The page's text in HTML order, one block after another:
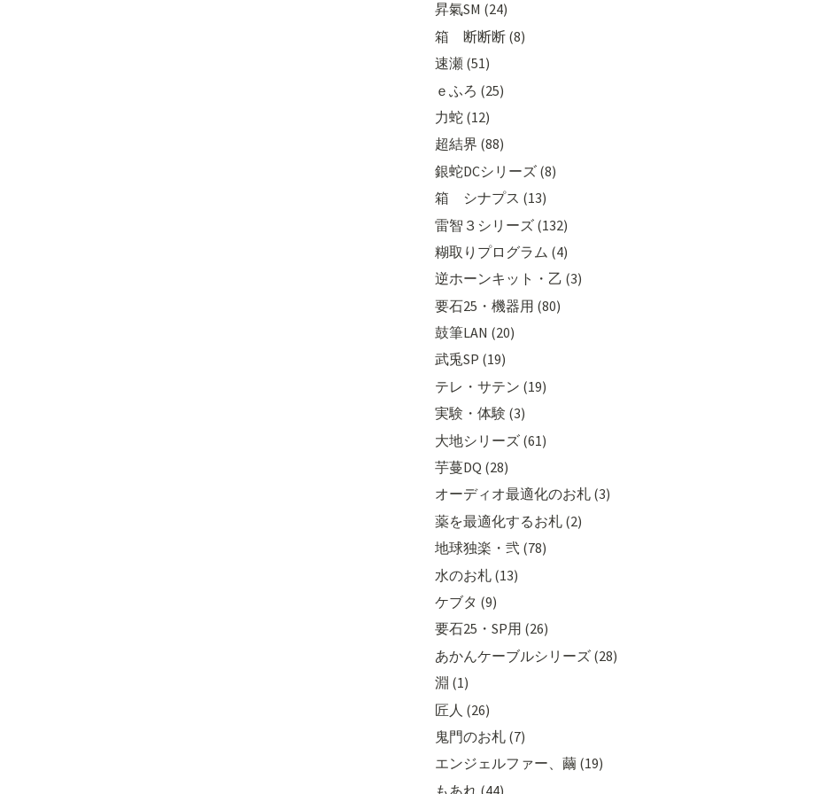
昇氣SM (24)
箱 断断断 (8)
速瀬 (51)
ｅふろ (25)
力蛇 (12)
超結界 (88)
銀蛇DCシリーズ (8)
箱 シナプス (13)
雷智３シリーズ (132)
糊取りプログラム (4)
逆ホーンキット・乙 (3)
要石25・機器用 (80)
鼓筆LAN (20)
武兎SP (19)
テレ・サテン (19)
実験・体験 (3)
大地シリーズ (61)
芋蔓DQ (28)
オーディオ最適化のお札 (3)
薬を最適化するお札 (2)
地球独楽・弐 (78)
水のお札 (13)
ケブタ (9)
要石25・SP用 (26)
あかんケーブルシリーズ (28)
淵 (1)
匠人 (26)
鬼門のお札 (7)
エンジェルファー、繭 (19)
もあれ (44)